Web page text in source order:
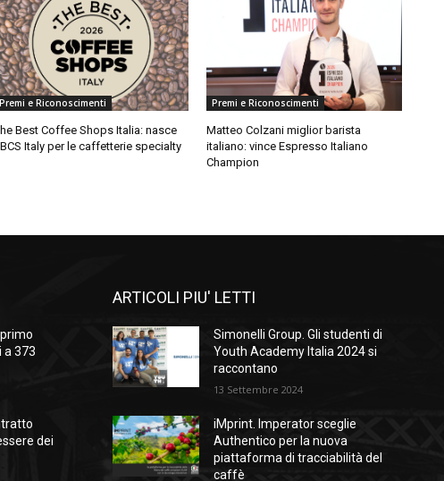
Premi e Riconoscimenti
Best Coffee Shops Italia: nasce
Italy per le caffetterie specialty
Premi e Riconoscimenti
Matteo Colzani miglior barista
italiano: vince Espresso Italiano
Champion
a 373
dei
ARTICOLI PIU' LETTI
Simonelli Group. Gli studenti di
Youth Academy Italia 2024 si
raccontano
13 Settembre 2024
iMprint. Imperator sceglie
Authentico per la nuova
piattaforma di tracciabilità del
caffè